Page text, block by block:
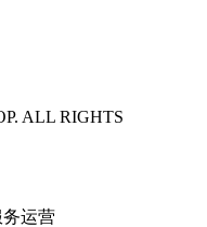
ALL RIGHTS
运营